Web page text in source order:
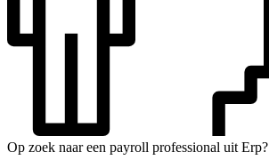
Op zoek naar een payroll professional uit Erp?